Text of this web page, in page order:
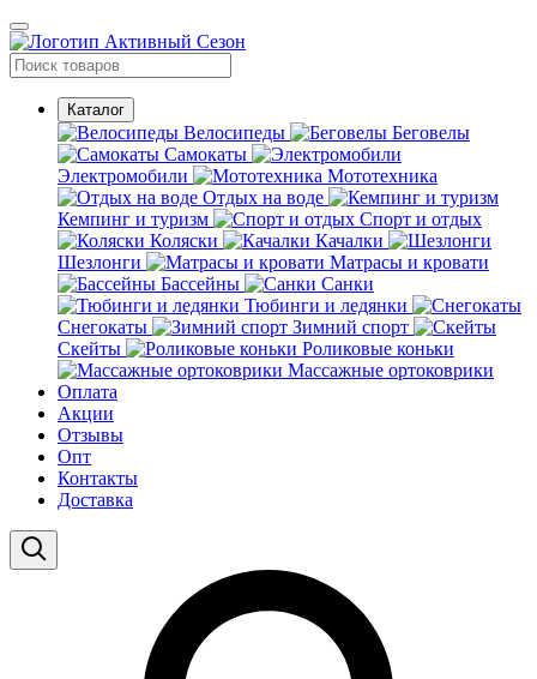
Каталог
Велосипеды
Беговелы
Самокаты
Электромобили
Мототехника
Отдых на воде
Кемпинг и туризм
Спорт и отдых
Коляски
Качалки
Шезлонги
Матрасы и кровати
Бассейны
Санки
Тюбинги и ледянки
Снегокаты
Зимний спорт
Скейты
Роликовые коньки
Массажные ортоковрики
Оплата
Акции
Отзывы
Опт
Контакты
Доставка